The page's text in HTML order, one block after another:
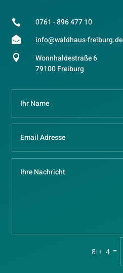
 0761 - 896 477 10
 info@waldhaus-freiburg.de

Wonnhaldestraße 6
79100 Freiburg
8 + 4 =